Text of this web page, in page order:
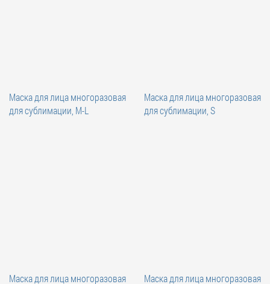
Маска для лица многоразовая
для сублимации, M-L
Маска для лица многоразовая
для сублимации, S
Маска для лица многоразовая
Маска для лица многоразовая